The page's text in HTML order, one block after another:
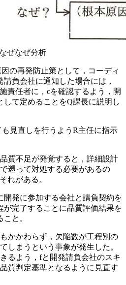
ぜなぜ分析
の再発防止策として，コーディ
負会社に通知した場合には，
責任者に， cを確認するよう，開
て定めることをQ課長に説明し
見直しを行うようR主任に指示
質不足が発覚すると，詳細設計
遡って対処する必要があるの
れがある。
開発に参加する会社と請負契約を
が完了することに品質評価結果を
と。
かかわらず，欠陥数が工程別の
しまうという事象が発生した。
るよう， fと開発請負会社のスキ
質判定基準となるように見直す